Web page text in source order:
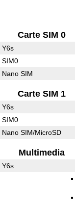
Carte SIM 0
Y6s
SIM0
Nano SIM
Carte SIM 1
Y6s
SIM0
Nano SIM/MicroSD
Multimedia
Y6s